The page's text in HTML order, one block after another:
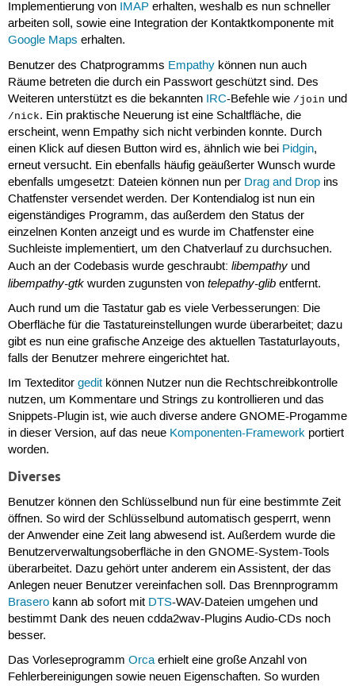
Implementierung von IMAPerhalten, weshalb es nun schneller
arbeiten soll, sowie eine Integration der Kontaktkomponente mit
Google Maps erhalten.
Benutzer des Chatprogramms Empathykönnen nun auch
Räume betreten die durch ein Passwort geschützt sind. Des
Weiteren unterstützt es die bekannten IRC-Befehle wie /join und
/nick. Ein praktische Neuerung ist eine Schaltfläche, die
erscheint, wenn Empathy sich nicht verbinden konnte. Durch
einen Klick auf diesen Button wird es, ähnlich wie bei Pidgin,
erneut versucht. Ein ebenfalls häufig geäußerter Wunsch wurde
ebenfalls umgesetzt: Dateien können nun per Drag and Dropins
Chatfenster versendet werden. Der Kontendialog ist nun ein
eigenständiges Programm, das außerdem den Status der
einzelnen Konten anzeigt und es wurde im Chatfenster eine
Suchleiste implementiert, um den Chatverlauf zu durchsuchen.
Auch an der Codebasis wurde geschraubt: libempathyund
libempathy-gtkwurden zugunsten von telepathy-glibentfernt.
Auch rund um die Tastatur gab es viele Verbesserungen: Die
Oberfläche für die Tastatureinstellungen wurde überarbeitet; dazu
gibt es nun eine grafische Anzeige des aktuellen Tastaturlayouts,
falls der Benutzer mehrere eingerichtet hat.
Im Texteditor geditkönnen Nutzer nun die Rechtschreibkontrolle
nutzen, um Kommentare und Strings zu kontrollieren und das
Snippets-Plugin ist, wie auch diverse andere GNOME-Progamme
in dieser Version, auf das neue Komponenten-Frameworkportiert
worden.
Diverses
Benutzer können den Schlüsselbund nun für eine bestimmte Zeit
öffnen. So wird der Schlüsselbund automatisch gesperrt, wenn
der Anwender eine Zeit lang abwesend ist. Außerdem wurde die
Benutzerverwaltungsoberfläche in den GNOME-System-Tools
überarbeitet. Dazu gehört unter anderem ein Assistent, der das
Anlegen neuer Benutzer vereinfachen soll. Das Brennprogramm
Braserokann ab sofort mit DTS-WAV-Dateien umgehen und
bestimmt Dank des neuen cdda2wav-Plugins Audio-CDs noch
besser.
Das Vorleseprogramm Orcaerhielt eine große Anzahl von
Fehlerbereinigungen sowie neuen Eigenschaften. So wurden